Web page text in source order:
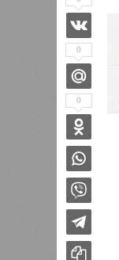
0
0